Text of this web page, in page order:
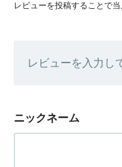
レビューを投稿することで
レビューを入力し
ニックネーム